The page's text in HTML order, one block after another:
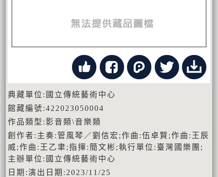
典藏單位:國立傳統藝術中心
館藏編號:422023050004
作品類型:影音類\音樂類
創作者:主奏:管風琴／劉信宏;作曲:伍卓賢;作曲:王辰
威;作曲:王乙聿;指揮:簡文彬;執行單位:臺灣國樂團;
主辦單位:國立傳統藝術中心
日期:演出日期:2023/11/25